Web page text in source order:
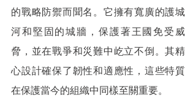
的戰略防禦而聞名。它擁有寬廣的護城
河和堅固的城牆，保護著王國免受威
脅，並在戰爭和災難中屹立不倒。其精
心設計確保了韌性和適應性，這些特質
在保護當今的組織中同樣至關重要。